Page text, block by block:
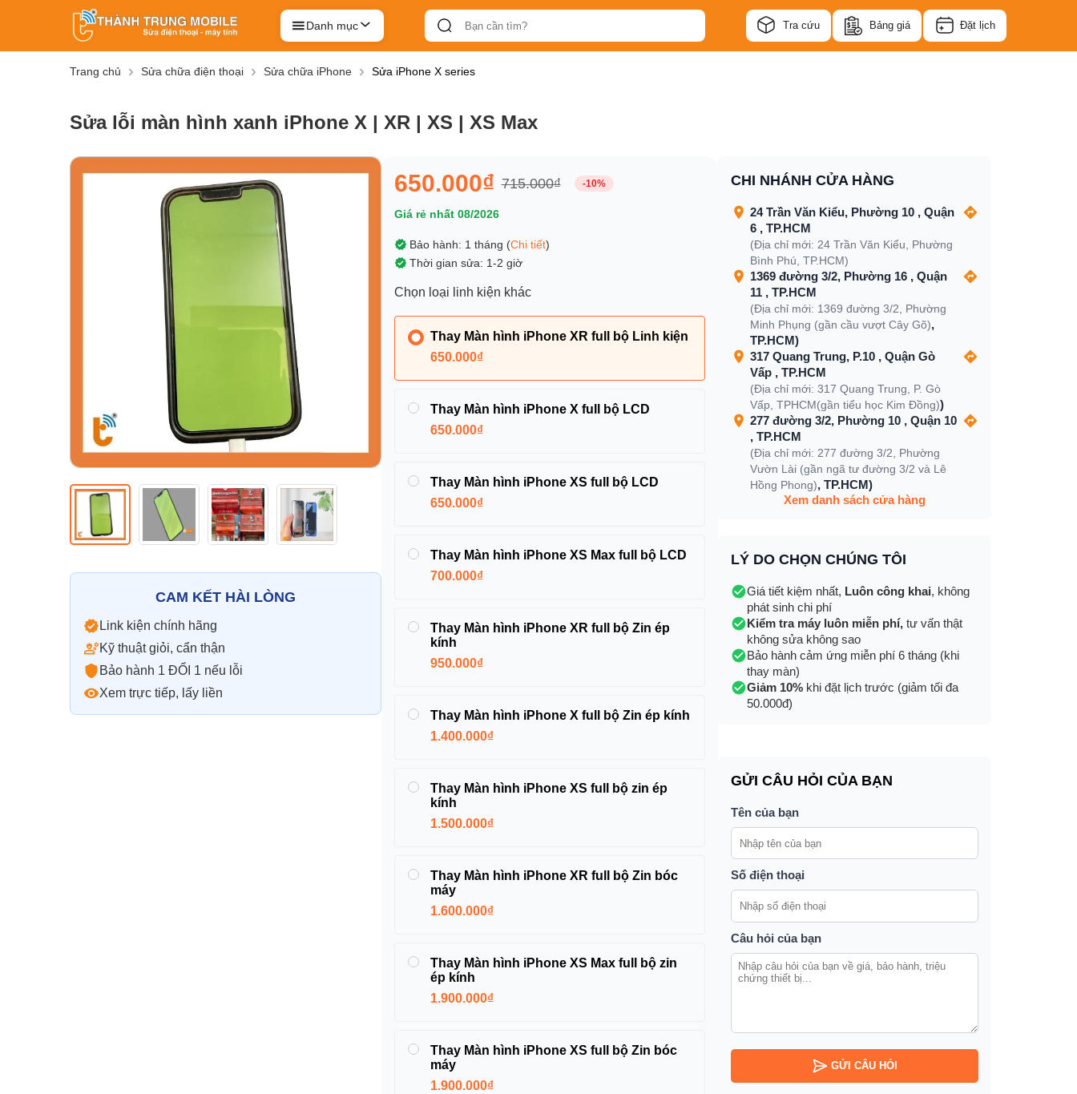
Danh mục Tra cứu Bảng giá Đặt lịch
Trang chủ Sửa chữa điện thoại Sửa chữa iPhone Sửa iPhone X series
Sửa lỗi màn hình xanh iPhone X | XR | XS | XS Max
CAM KẾT HÀI LÒNG
Link kiện chính hãng
Kỹ thuật giỏi, cẩn thận
Bảo hành 1 ĐỔI 1 nếu lỗi
Xem trực tiếp, lấy liền
650.000₫ 715.000₫ -10%
Giá rẻ nhất 08/2026
Bảo hành: 1 tháng (Chi tiết)
Thời gian sửa: 1-2 giờ
Chọn loại linh kiện khác
Thay Màn hình iPhone XR full bộ Linh kiện
650.000₫
Thay Màn hình iPhone X full bộ LCD
650.000₫
Thay Màn hình iPhone XS full bộ LCD
650.000₫
Thay Màn hình iPhone XS Max full bộ LCD
700.000₫
Thay Màn hình iPhone XR full bộ Zin ép
kính
950.000₫
Thay Màn hình iPhone X full bộ Zin ép kính
1.400.000₫
Thay Màn hình iPhone XS full bộ zin ép
kính
1.500.000₫
Thay Màn hình iPhone XR full bộ Zin bóc
máy
1.600.000₫
Thay Màn hình iPhone XS Max full bộ zin
ép kính
1.900.000₫
Thay Màn hình iPhone XS full bộ Zin bóc
máy
1.900.000₫
CHI NHÁNH CỬA HÀNG
24 Trần Văn Kiểu, Phường 10 , Quận
6 , TP.HCM
(Địa chỉ mới: 24 Trần Văn Kiểu, Phường
Bình Phú, TP.HCM)
1369 đường 3/2, Phường 16 , Quận
11 , TP.HCM
(Địa chỉ mới: 1369 đường 3/2, Phường
Minh Phụng (gần cầu vượt Cây Gõ),
TP.HCM)
317 Quang Trung, P.10 , Quận Gò
Vấp , TP.HCM
(Địa chỉ mới: 317 Quang Trung, P. Gò
Vấp, TPHCM(gần tiểu học Kim Đồng))
277 đường 3/2, Phường 10 , Quận 10
, TP.HCM
(Địa chỉ mới: 277 đường 3/2, Phường
Vườn Lài (gần ngã tư đường 3/2 và Lê
Hồng Phong), TP.HCM)
Xem danh sách cửa hàng
LÝ DO CHỌN CHÚNG TÔI
Giá tiết kiệm nhất, Luôn công khai, không
phát sinh chi phí
Kiểm tra máy luôn miễn phí, tư vấn thật
không sửa không sao
Bảo hành cảm ứng miễn phí 6 tháng (khi
thay màn)
Giảm 10% khi đặt lịch trước (giảm tối đa
50.000đ)
GỬI CÂU HỎI CỦA BẠN
Tên của bạn
Số điện thoại
Câu hỏi của bạn
GỬI CÂU HỎI